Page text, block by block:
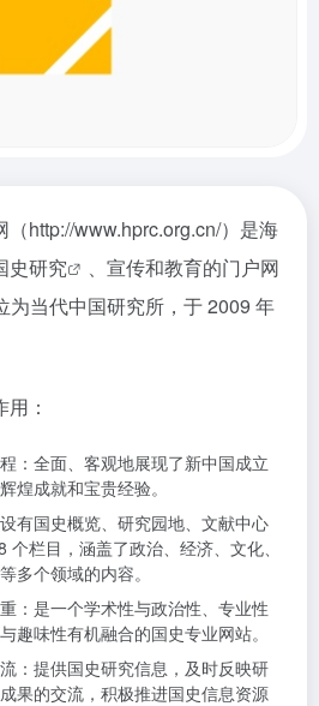
http://www.hprc.org.cn/）是海
史研究 、 宣传和教育的门户网
为当代中国研究所，于 2009 年
：
：全面、客观地展现了新中国成立
煌成就和宝贵经验。
有国史概览、研究园地、文献中心
个栏目，涵盖了政治、经济、文化、
多个领域的内容。
：是一个学术性与政治性、专业性
趣味性有机融合的国史专业网站。
：提供国史研究信息，及时反映研
果的交流，积极推进国史信息资源